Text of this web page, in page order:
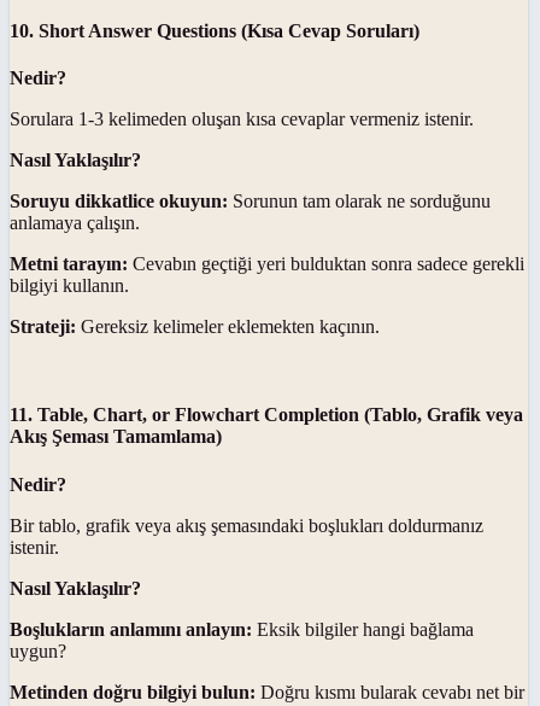
10. Short Answer Questions (Kısa Cevap Soruları)
Nedir?
Sorulara 1-3 kelimeden oluşan kısa cevaplar vermeniz istenir.
Nasıl Yaklaşılır?
Soruyu dikkatlice okuyun: Sorunun tam olarak ne sorduğunu
anlamaya çalışın.
Metni tarayın: Cevabın geçtiği yeri bulduktan sonra sadece gerekli
bilgiyi kullanın.
Strateji: Gereksiz kelimeler eklemekten kaçının.
11. Table, Chart, or Flowchart Completion (Tablo, Grafik veya
Akış Şeması Tamamlama)
Nedir?
Bir tablo, grafik veya akış şemasındaki boşlukları doldurmanız
istenir.
Nasıl Yaklaşılır?
Boşlukların anlamını anlayın: Eksik bilgiler hangi bağlama
uygun?
Metinden doğru bilgiyi bulun: Doğru kısmı bularak cevabı net bir